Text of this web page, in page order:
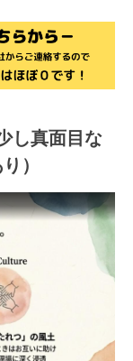
し真面目な
）